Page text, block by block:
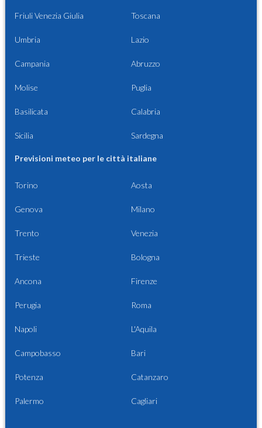
Friuli Venezia Giulia Toscana
Umbria Lazio
Campania Abruzzo
Molise Puglia
Basilicata Calabria
Sicilia Sardegna
Previsioni meteo per le città italiane
Torino Aosta
Genova Milano
Trento Venezia
Trieste Bologna
Ancona Firenze
Perugia Roma
Napoli L'Aquila
Campobasso Bari
Potenza Catanzaro
Palermo Cagliari